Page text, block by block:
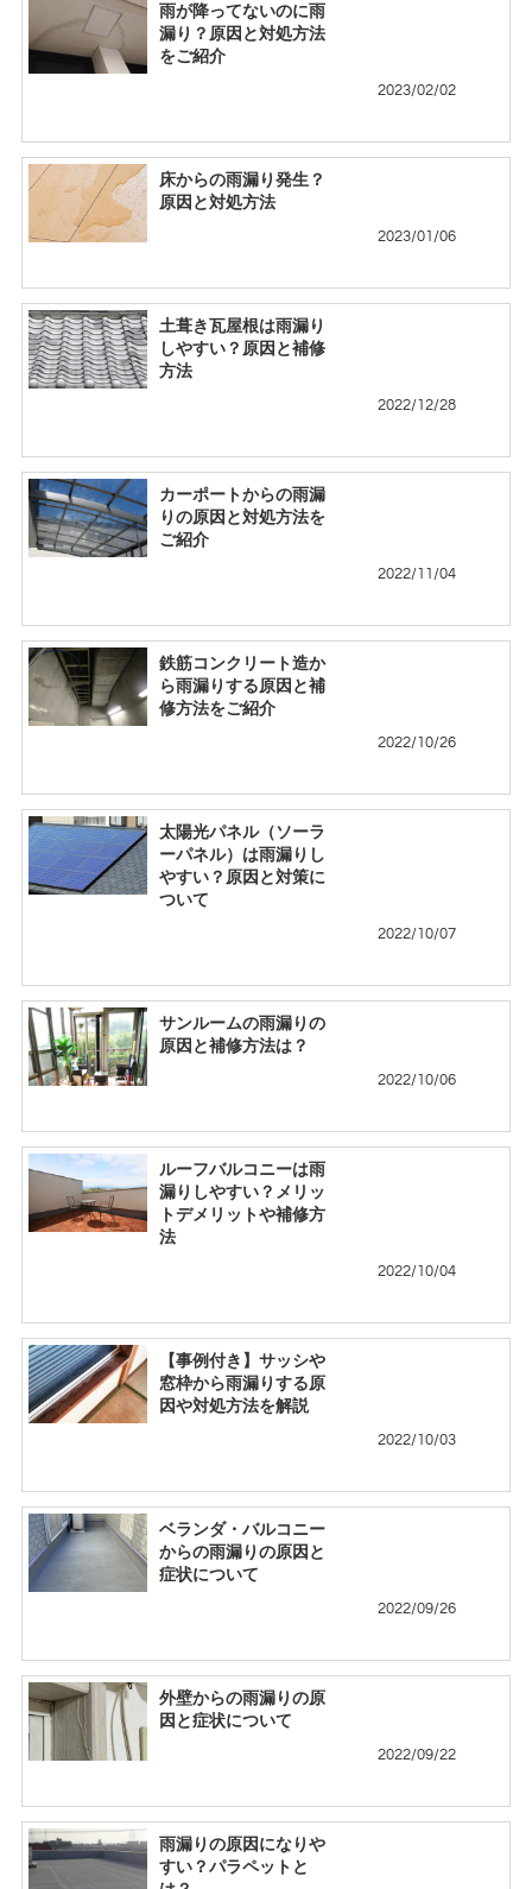
雨が降ってないのに雨
漏り？原因と対処方法
をご紹介
2023/02/02
床からの雨漏り発生？
原因と対処方法
2023/01/06
土葺き瓦屋根は雨漏り
しやすい？原因と補修
方法
2022/12/28
カーポートからの雨漏
りの原因と対処方法を
ご紹介
2022/11/04
鉄筋コンクリート造か
ら雨漏りする原因と補
修方法をご紹介
2022/10/26
太陽光パネル（ソーラ
ーパネル）は雨漏りし
やすい？原因と対策に
ついて
2022/10/07
サンルームの雨漏りの
原因と補修方法は？
2022/10/06
ルーフバルコニーは雨
漏りしやすい？メリッ
トデメリットや補修方
法
2022/10/04
【事例付き】サッシや
窓枠から雨漏りする原
因や対処方法を解説
2022/10/03
ベランダ・バルコニー
からの雨漏りの原因と
症状について
2022/09/26
外壁からの雨漏りの原
因と症状について
2022/09/22
雨漏りの原因になりや
すい？パラペットと